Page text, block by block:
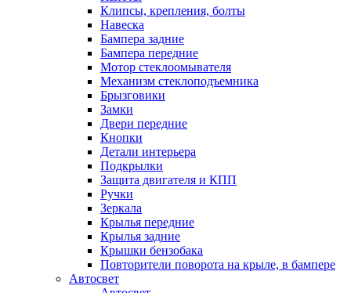
Клипсы, крепления, болты
Навеска
Бампера задние
Бампера передние
Мотор стеклоомывателя
Механизм стеклоподъемника
Брызговики
Замки
Двери передние
Кнопки
Детали интерьера
Подкрылки
Защита двигателя и КПП
Ручки
Зеркала
Крылья передние
Крылья задние
Крышки бензобака
Повторители поворота на крыле, в бампере
Автосвет